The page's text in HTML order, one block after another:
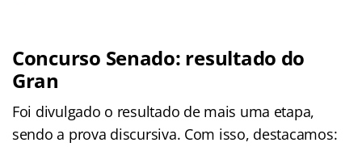
Concurso Senado: resultado do
Gran
Foi divulgado o resultado de mais uma etapa,
sendo a prova discursiva. Com isso, destacamos: